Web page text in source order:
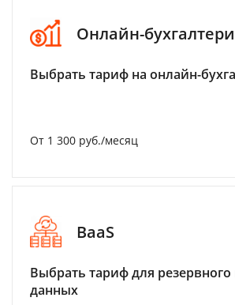
Онлайн-
Выбрать тариф на онлайн-
От 1 300 руб./месяц
BaaS
Выбрать тариф для
данных